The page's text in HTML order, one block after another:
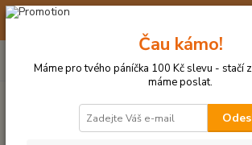
☀️ 10. - 14. SRPNA 2026 MÁME
po–pá: 9–17 hod.
Čau kámo!
Máme pro tvého páníčka 100 Kč slevu - stačí
máme poslat.